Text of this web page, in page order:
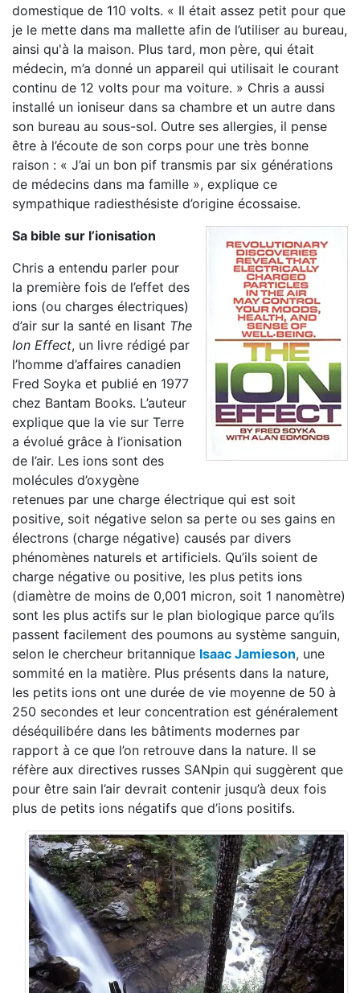
domestique de 110 volts. « Il était assez petit pour que
je le mette dans ma mallette afin de l’utiliser au bureau,
ainsi qu'à la maison. Plus tard, mon père, qui était
médecin, m’a donné un appareil qui utilisait le courant
continu de 12 volts pour ma voiture. » Chris a aussi
installé un ioniseur dans sa chambre et un autre dans
son bureau au sous-sol. Outre ses allergies, il pense
être à l’écoute de son corps pour une très bonne
raison : « J’ai un bon pif transmis par six générations
de médecins dans ma famille », explique ce
sympathique radiesthésiste d’origine écossaise.
Sa bible sur l’ionisation
Chris a entendu parler pour
la première fois de l’effet des
ions (ou charges électriques)
d’air sur la santé en lisant The
Ion Effect, un livre rédigé par
l’homme d’affaires canadien
Fred Soyka et publié en 1977
chez Bantam Books. L’auteur
explique que la vie sur Terre
a évolué grâce à l’ionisation
de l’air. Les ions sont des
molécules d’oxygène
retenues par une charge électrique qui est soit
positive, soit négative selon sa perte ou ses gains en
électrons (charge négative) causés par divers
phénomènes naturels et artificiels. Qu’ils soient de
charge négative ou positive, les plus petits ions
(diamètre de moins de 0,001 micron, soit 1 nanomètre)
sont les plus actifs sur le plan biologique parce qu’ils
passent facilement des poumons au système sanguin,
selon le chercheur britannique Isaac Jamieson, une
sommité en la matière. Plus présents dans la nature,
les petits ions ont une durée de vie moyenne de 50 à
250 secondes et leur concentration est généralement
déséquilibére dans les bâtiments modernes par
rapport à ce que l’on retrouve dans la nature. Il se
réfère aux directives russes SANpin qui suggèrent que
pour être sain l’air devrait contenir jusqu’à deux fois
plus de petits ions négatifs que d’ions positifs.